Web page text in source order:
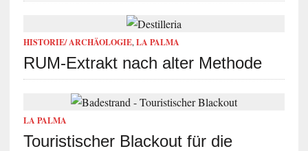
HISTORIE/ ARCHÄOLOGIE, LA PALMA
RUM-Extrakt nach alter Methode
LA PALMA
Touristischer Blackout für die